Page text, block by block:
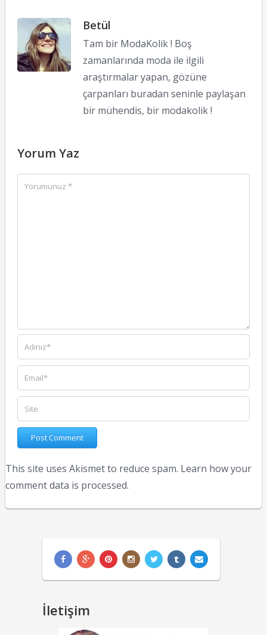
Betül
Tam bir ModaKolik ! Boş
zamanlarında moda ile ilgili
araştırmalar yapan, gözüne
çarpanları buradan seninle paylaşan
bir mühendis, bir modakolik !
Yorum Yaz
This site uses Akismet to reduce spam. Learn how your
comment data is processed.
İletişim